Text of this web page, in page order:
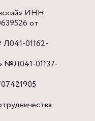
ИНН
от
01162-
№Л041-01137-